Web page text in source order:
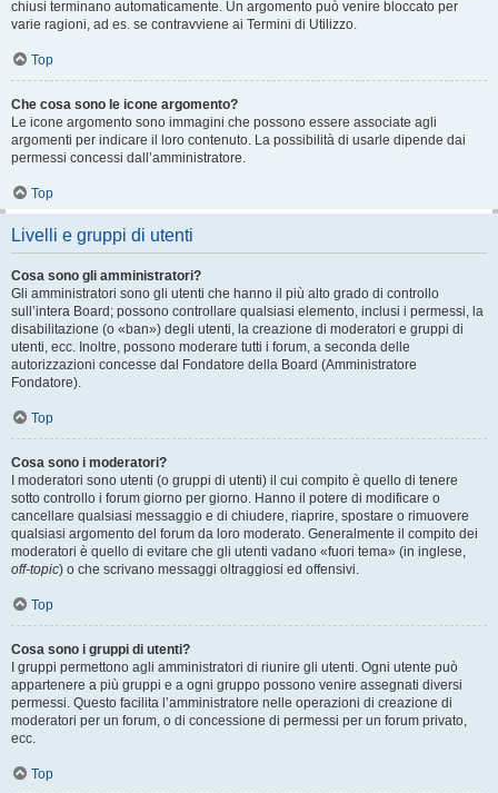
chiusi terminano automaticamente. Un argomento può venire bloccato per
varie ragioni, ad es. se contravviene ai Termini di Utilizzo.
Top
Che cosa sono le icone argomento?
Le icone argomento sono immagini che possono essere associate agli
argomenti per indicare il loro contenuto. La possibilità di usarle dipende dai
permessi concessi dall’amministratore.
Top
Livelli e gruppi di utenti
Cosa sono gli amministratori?
Gli amministratori sono gli utenti che hanno il più alto grado di controllo
sull’intera Board; possono controllare qualsiasi elemento, inclusi i permessi, la
disabilitazione (o «ban») degli utenti, la creazione di moderatori e gruppi di
utenti, ecc. Inoltre, possono moderare tutti i forum, a seconda delle
autorizzazioni concesse dal Fondatore della Board (Amministratore
Fondatore).
Top
Cosa sono i moderatori?
I moderatori sono utenti (o gruppi di utenti) il cui compito è quello di tenere
sotto controllo i forum giorno per giorno. Hanno il potere di modificare o
cancellare qualsiasi messaggio e di chiudere, riaprire, spostare o rimuovere
qualsiasi argomento del forum da loro moderato. Generalmente il compito dei
moderatori è quello di evitare che gli utenti vadano «fuori tema» (in inglese,
off-topic) o che scrivano messaggi oltraggiosi ed offensivi.
Top
Cosa sono i gruppi di utenti?
I gruppi permettono agli amministratori di riunire gli utenti. Ogni utente può
appartenere a più gruppi e a ogni gruppo possono venire assegnati diversi
permessi. Questo facilita l’amministratore nelle operazioni di creazione di
moderatori per un forum, o di concessione di permessi per un forum privato,
ecc.
Top